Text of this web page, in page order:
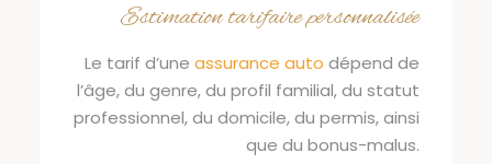
Estimation tarifaire personnalisée
Le tarif d’uneassurance auto dépend de
l’âge, du genre, du profil familial, du statut
professionnel, du domicile, du permis, ainsi
que du bonus-malus.